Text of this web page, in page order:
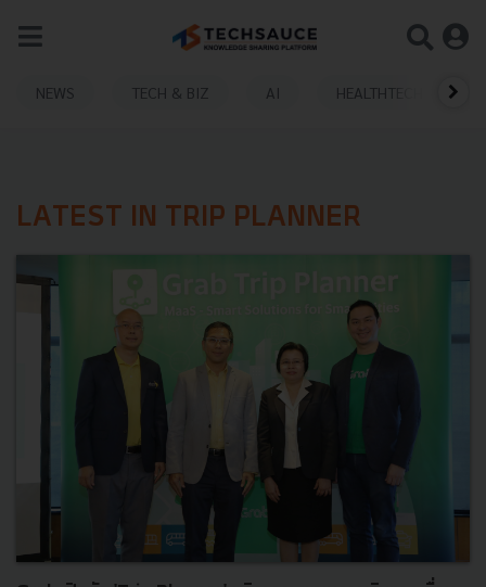
NEWS TECH & BIZ AI HEALTHTECH
LATEST IN TRIP PLANNER